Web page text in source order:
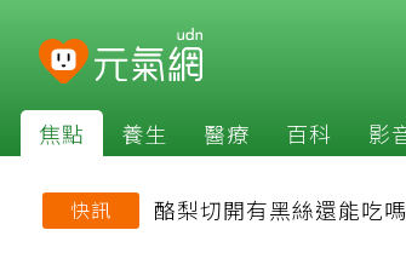
焦點 養生 醫療 百科 影
快訊 酪梨切開有黑絲還能吃